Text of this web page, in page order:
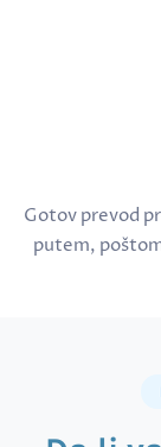
Gotov prevod
putem,